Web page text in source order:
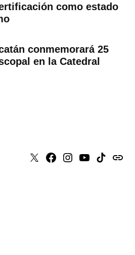
como estado
conmemorará 25
en la Catedral
X Faceboook
Instagram
YoutubeTiktokissuu